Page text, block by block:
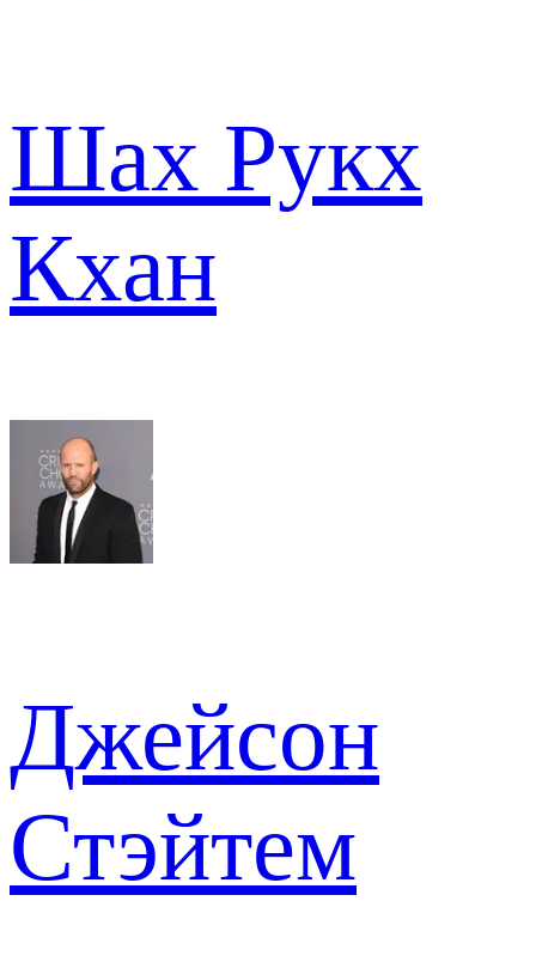
Шах Рукх
Кхан
Джейсон
Стэйтем